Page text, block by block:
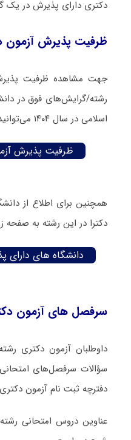
دکتری دارای پذیرش در یک
ظرفیت پذیرش آزمون
جهت مشاهده ظرفیت
رشته/گرایش‌های فوق در
اسلامی در سال ۱۴۰۴ می‌توانید به لینک زیر مراجعه کنید:
ظرفیت پذیرش
همچنین برای اطلاع از
دکترا در این رشته به صفحه
دانشگاه های
سرفصل های آزمون
داوطلبان آزمون دکتری
سؤالات سرفصل‌های
دفترچه‌ ثبت نام آزمون دکتری ۱۴۰۵ معرفی شده، پاسخ دهند.
عناوین دروس امتحانی